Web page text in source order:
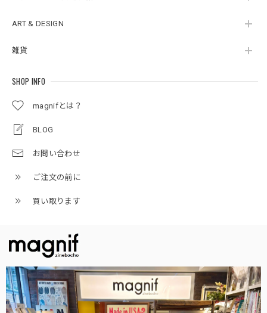
ART & DESIGN
雑貨
SHOP INFO
magnifとは？
BLOG
お問い合わせ
ご注文の前に
買い取ります